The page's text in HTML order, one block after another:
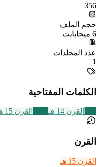
356
حجم الملف
6 ميجابايت
عدد المجلدات
1
الكلمات المفتاحية
القرن 14 هـ القرن 15 هـ
القرن
القرن 15 هـ